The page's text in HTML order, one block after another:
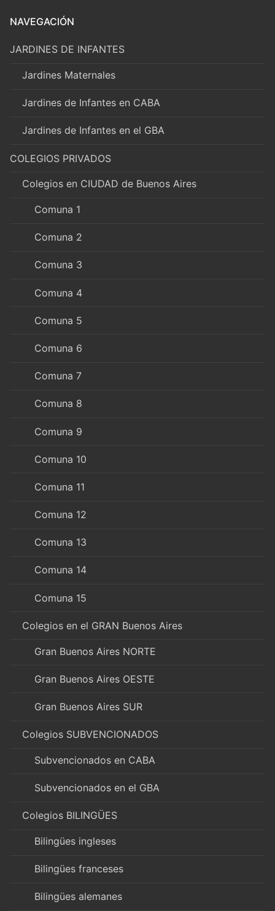
NAVEGACIÓN
JARDINES DE INFANTES
Jardines Maternales
Jardines de Infantes en CABA
Jardines de Infantes en el GBA
COLEGIOS PRIVADOS
Colegios en CIUDAD de Buenos Aires
Comuna 1
Comuna 2
Comuna 3
Comuna 4
Comuna 5
Comuna 6
Comuna 7
Comuna 8
Comuna 9
Comuna 10
Comuna 11
Comuna 12
Comuna 13
Comuna 14
Comuna 15
Colegios en el GRAN Buenos Aires
Gran Buenos Aires NORTE
Gran Buenos Aires OESTE
Gran Buenos Aires SUR
Colegios SUBVENCIONADOS
Subvencionados en CABA
Subvencionados en el GBA
Colegios BILINGÜES
Bilingües ingleses
Bilingües franceses
Bilingües alemanes